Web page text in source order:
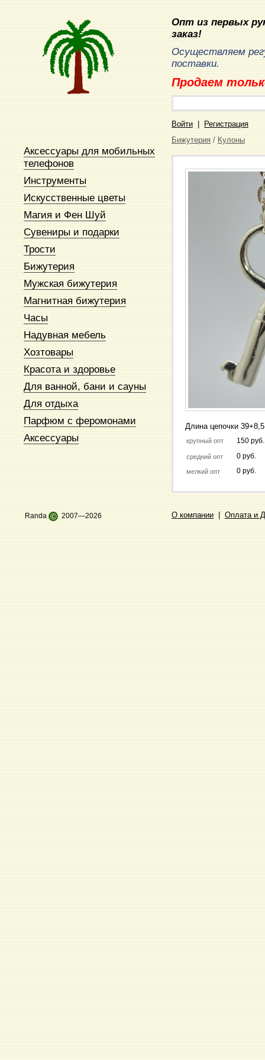
Аксессуары для мобильных
телефонов
Инструменты
Искусственные цветы
Магия и Фен Шуй
Сувениры и подарки
Трости
Бижутерия
Мужская бижутерия
Магнитная бижутерия
Часы
Надувная мебель
Хозтовары
Красота и здоровье
Для ванной, бани и сауны
Для отдыха
Парфюм с феромонами
Аксессуары
Опт из первых
заказ!
Осуществляем
поставки.
Продаем
Войти
Регистрация
Бижутерия / Кулоны
Длина цепочки
крупный опт 150 руб.
средний опт 0 руб.
мелкий опт 0 руб.
Randa © 2007—2026 О компании Оплата и